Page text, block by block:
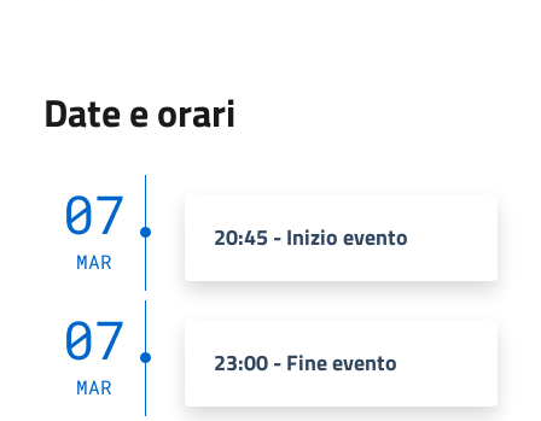
Date e orari
07
MAR
20:45 - Inizio evento
07
MAR
23:00 - Fine evento